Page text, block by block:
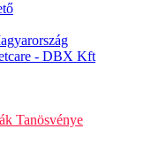
- DBX Kft
Tanösvénye